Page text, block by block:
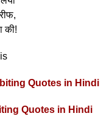
की!
Quotes in Hindi
Quotes in Hindi